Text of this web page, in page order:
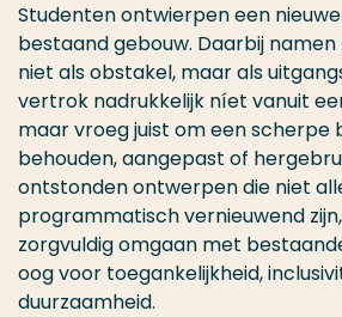
Studenten ontwierpen een
bestaand gebouw. Daarbij
niet als obstakel, maar als
vertrok nadrukkelijk níet vanuit
maar vroeg juist om een scherpe
behouden, aangepast of
ontstonden ontwerpen die niet
programmatisch vernieuwend
zorgvuldig omgaan met
oog voor toegankelijkheid,
duurzaamheid.